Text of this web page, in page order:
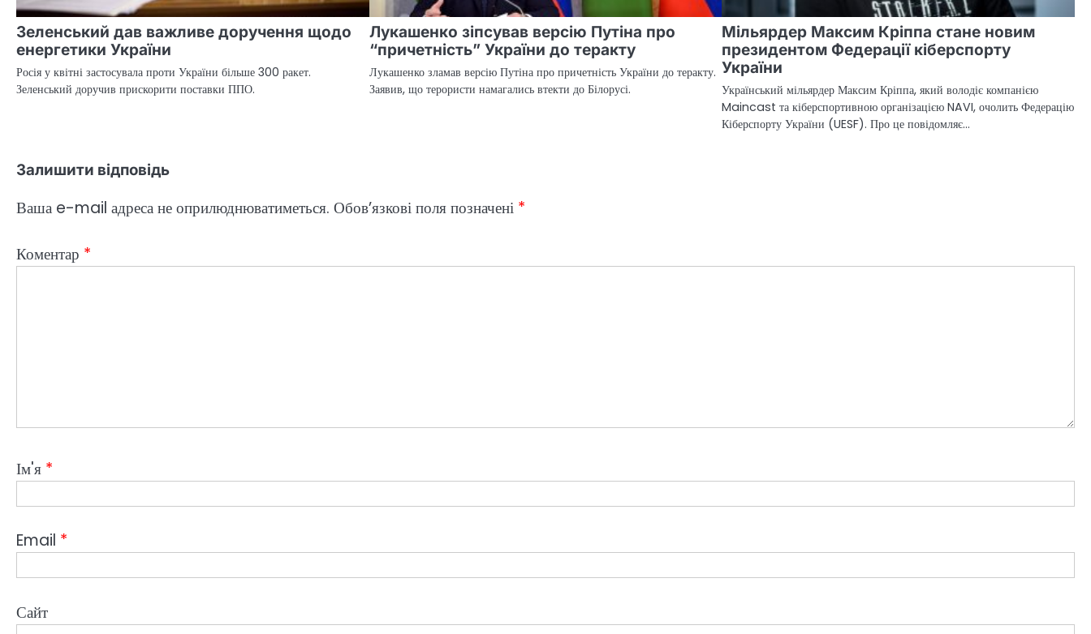
Зеленський дав важливе доручення щодо
енергетики України
Росія у квітні застосувала проти України більше 300 ракет.
Зеленський доручив прискорити поставки ППО.
Лукашенко зіпсував версію Путіна про
“причетність” України до теракту
Лукашенко зламав версію Путіна про причетність України до теракту.
Заявив, що терористи намагались втекти до Білорусі.
Мільярдер Максим Кріппа стане новим
президентом Федерації кіберспорту
України
Український мільярдер Максим Кріппа, який володіє компанією
Maincast та кіберспортивною організацією NAVI, очолить Федерацію
Кіберспорту України (UESF). Про це повідомляє…
Залишити відповідь
Ваша e-mail адреса не оприлюднюватиметься. Обов’язкові поля позначені *
Коментар *
Ім'я *
Email *
Сайт